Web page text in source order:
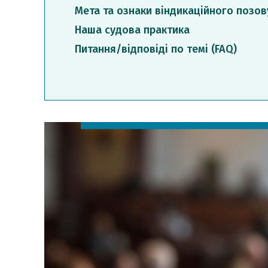
Мета та ознаки віндикаційного
Наша судова практика
Питання/відповіді по темі (FAQ)